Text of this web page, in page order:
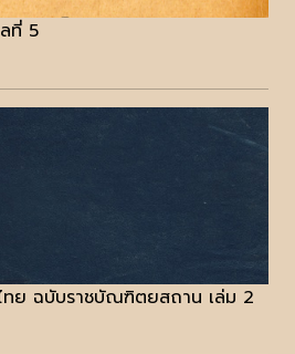
ที่ 5
ทย ฉบับราชบัณฑิตยสถาน เล่ม 2